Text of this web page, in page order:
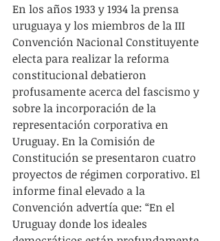
En los años 1933 y 1934 la prensa
uruguaya y los miembros de la III
Convención Nacional Constituyente
electa para realizar la reforma
constitucional debatieron
profusamente acerca del fascismo y
sobre la incorporación de la
representación corporativa en
Uruguay. En la Comisión de
Constitución se presentaron cuatro
proyectos de régimen corporativo. El
informe final elevado a la
Convención advertía que: “En el
Uruguay donde los ideales